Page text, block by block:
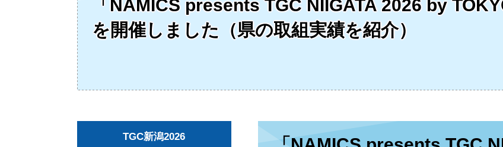
「NAMICS presents TGC NIIGATA 2026 by
を開催しました（県の取組実績を紹介）
TGC新潟2026